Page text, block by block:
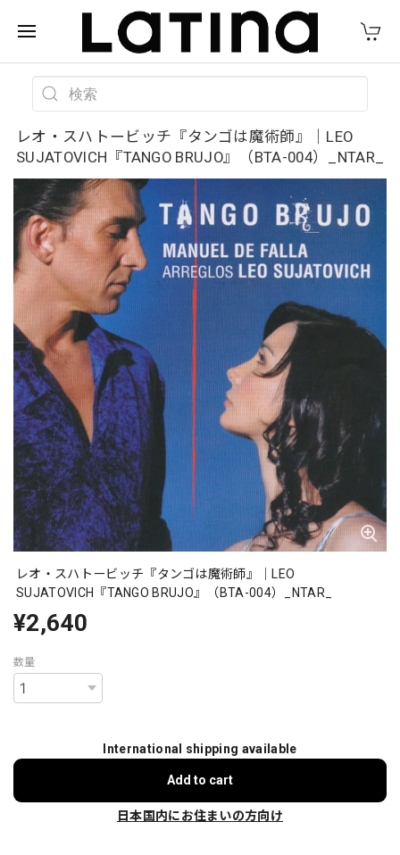
レオ・スハトービッチ『タンゴは魔術師』｜LEO
SUJATOVICH『TANGO BRUJO』（BTA-004）_NTAR_
レオ・スハトービッチ『タンゴは魔術師』｜LEO
SUJATOVICH『TANGO BRUJO』（BTA-004）_NTAR_
¥2,640
数量
International shipping available
Add to cart
日本国内にお住まいの方向け